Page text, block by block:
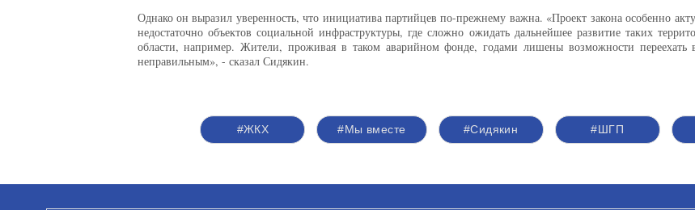
Однако он выразил уверенность, что инициатива партийцев по-прежнему важна. «Проект закона особенно
недостаточно объектов социальной инфраструктуры, где сложно ожидать дальнейшее развитие таких
области, например. Жители, проживая в таком аварийном фонде, годами лишены возможности переехать
неправильным», - сказал Сидякин.
#ЖКХ #Мы вместе #Сидякин #ШГП